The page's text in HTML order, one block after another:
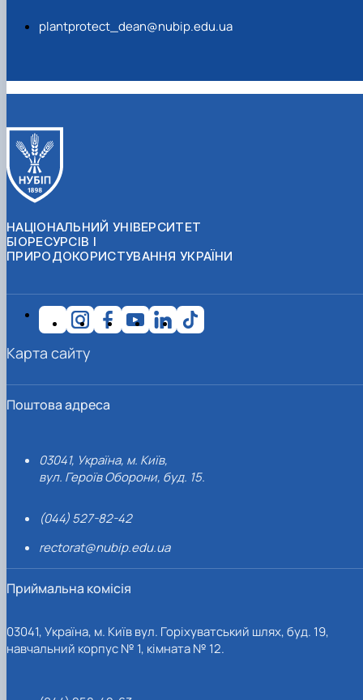
plantprotect_dean@nubip.edu.ua
НАЦІОНАЛЬНИЙ УНІВЕРСИТЕТ
БІОРЕСУРСІВ І
ПРИРОДОКОРИСТУВАННЯ УКРАЇНИ
Поштова адреса
03041, Україна, м. Київ,
вул. Героїв Оборони, буд. 15.
(044) 527-82-42
rectorat@nubip.edu.ua
Приймальна комісія
03041, Україна, м. Київ вул. Горіхуватський шлях, буд. 19,
навчальний корпус № 1, кімната № 12.
Карта сайту